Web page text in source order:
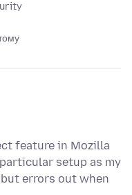
feature in Mozilla
setup as my
errors out when